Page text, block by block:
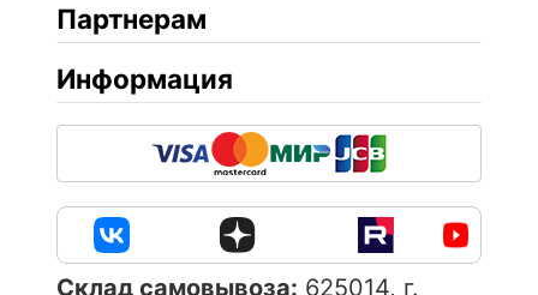
Партнерам
Информация
Cклад самовывоза: 625014, г.